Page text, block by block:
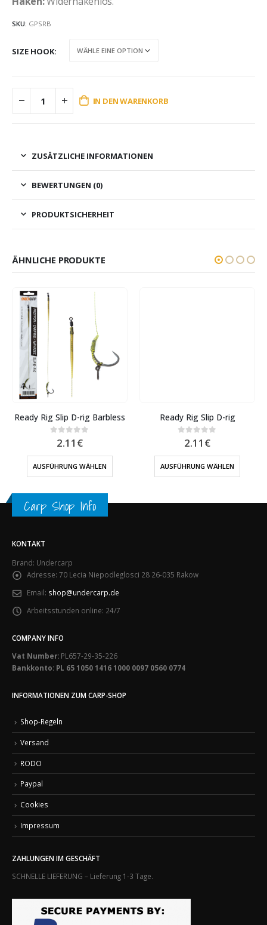
SKU: GPSRB
SIZE HOOK
IN DEN WARENKORB
ZUSÄTZLICHE INFORMATIONEN
BEWERTUNGEN (0)
PRODUKTSICHERHEIT
ÄHNLICHE PRODUKTE
Ready Rig Slip D-rig Barbless
out of 5
2.11 €
AUSFÜHRUNG WÄHLEN
Ready Rig Slip D-rig
out of 5
2.11 €
AUSFÜHRUNG WÄHLEN
Carp Shop Info
KONTAKT
Brand: Undercarp
Adresse: 70 Lecia Niepodleglosci 28 26-035 Rakow
Email: shop@undercarp.de
Arbeitsstunden online: 24/7
COMPANY INFO
Vat Number: PL657-29-35-226
Bankkonto: PL 65 1050 1416 1000 0097 0560 0774
INFORMATIONEN ZUM CARP-SHOP
Shop-Regeln
Versand
RODO
Paypal
Cookies
Impressum
ZAHLUNGEN IM GESCHÄFT
SCHNELLE LIEFERUNG – Lieferung 1-3 Tage.